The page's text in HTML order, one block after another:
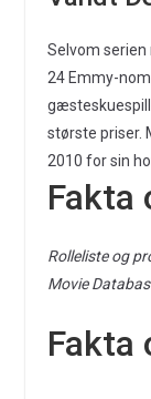
Selvom
24 Emmy-
største priser.
2010 for sin
Fakta
Rolleliste og
Movie
Fakta